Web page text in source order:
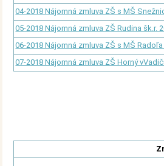
04-2018 Nájomná zmluva ZŠ s MŠ
05-2018 Nájomná zmluva ZŠ Rudina šk.r.
06-2018 Nájomná zmluva ZŠ s MŠ Radoľa
07-2018 Nájomná zmluva ZŠ Horný
Zmluvy